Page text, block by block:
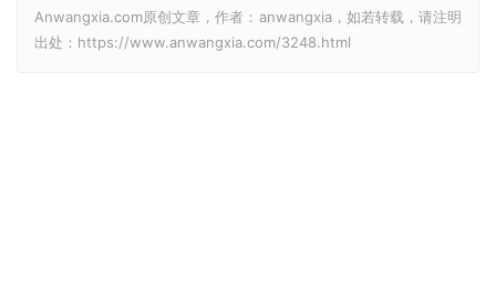
Anwangxia.com原创文章，作者：anwangxia，如若转载，请注明
出处：https://www.anwangxia.com/3248.html